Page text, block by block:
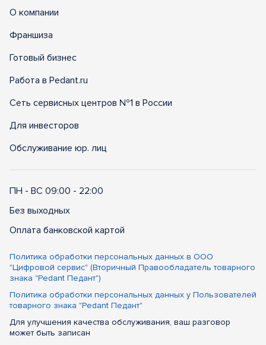
О компании
Франшиза
Готовый бизнес
Работа в Pedant.ru
Сеть сервисных центров №1 в России
Для инвесторов
Обслуживание юр. лиц
ПН - ВС 09:00 - 22:00
Без выходных
Оплата банковской картой
Политика обработки персональных данных в ООО
"Цифровой сервис" (Вторичный Правообладатель товарного
знака "Pedant Педант")
Политика обработки персональных данных у Пользователей
товарного знака "Pedant Педант"
Для улучшения качества обслуживания, ваш разговор
может быть записан